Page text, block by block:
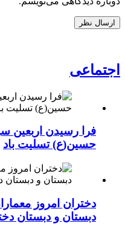
اجتماعی
فرا رسیدن اربعین
حسین(ع) تسلیت باد
دختران امروز
دبستان و دبستان